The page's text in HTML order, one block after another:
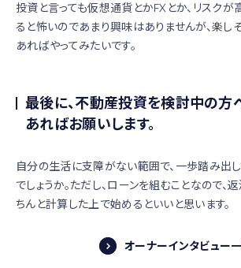
投資と言っても仮想通貨とかFXとか、リスク
ると怖いのであまり興味はありませんが、楽し
あればやってみたいです。
最後に、不動産投資を検討中の方
あればお願いします。
自分の生活に支障がない範囲で、一歩踏み出
でしょうか。ただし、ローンを組むことなので、
ちんと計算した上で始めるといいと思います。
オーナーインタビュー